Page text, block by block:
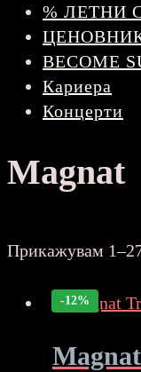
% ЛЕТНИ
BECOME
Кариера
Концерти
Magnat
Прикажувам
-12%